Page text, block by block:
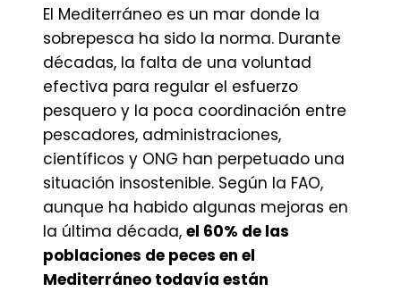
El Mediterráneo es un mar donde la
sobrepesca ha sido la norma. Durante
décadas, la falta de una voluntad
efectiva para regular el esfuerzo
pesquero y la poca coordinación entre
pescadores, administraciones,
científicos y ONG han perpetuado una
situación insostenible. Según la FAO,
aunque ha habido algunas mejoras en
la última década, el 60% de las
poblaciones de peces en el
Mediterráneo todavía están